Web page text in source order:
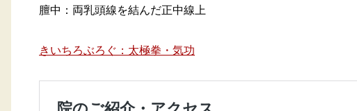
膻中：両乳頭線を結んだ正中線上
きいちろぶろぐ：太極拳・気功